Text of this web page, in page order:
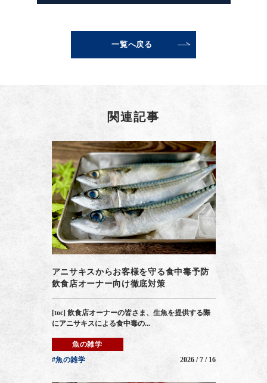
一覧へ戻る
関連記事
アニサキスからお客様を守る食中毒予防
飲食店オーナー向け徹底対策
[toc] 飲食店オーナーの皆さま、生魚を提供する際
にアニサキスによる食中毒の...
魚の雑学
#魚の雑学
2026 / 7 / 16